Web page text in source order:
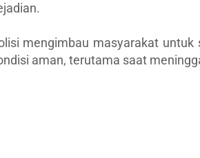
mengimbau masyarakat
aman, terutama saat